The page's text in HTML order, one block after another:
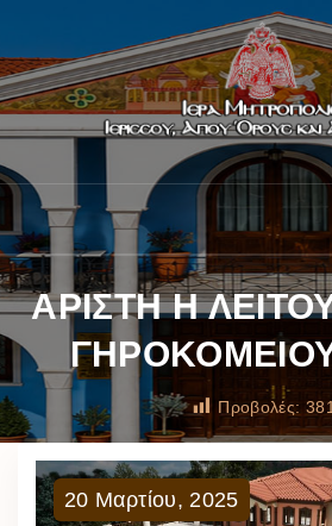
ΑΡΙΣΤΗ Η
Προβολές: 381
20 Μαρτίου, 2025